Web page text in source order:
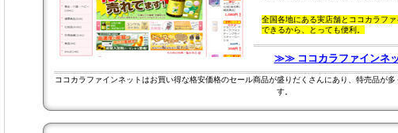
全国各地にある実店舗とココカラフ
できるから、とっても便利。
≫≫ ココカラファインネ
ココカラファインネットはお買い得な格安価格のセール商品が盛りだくさんにあり、特売品が
す。